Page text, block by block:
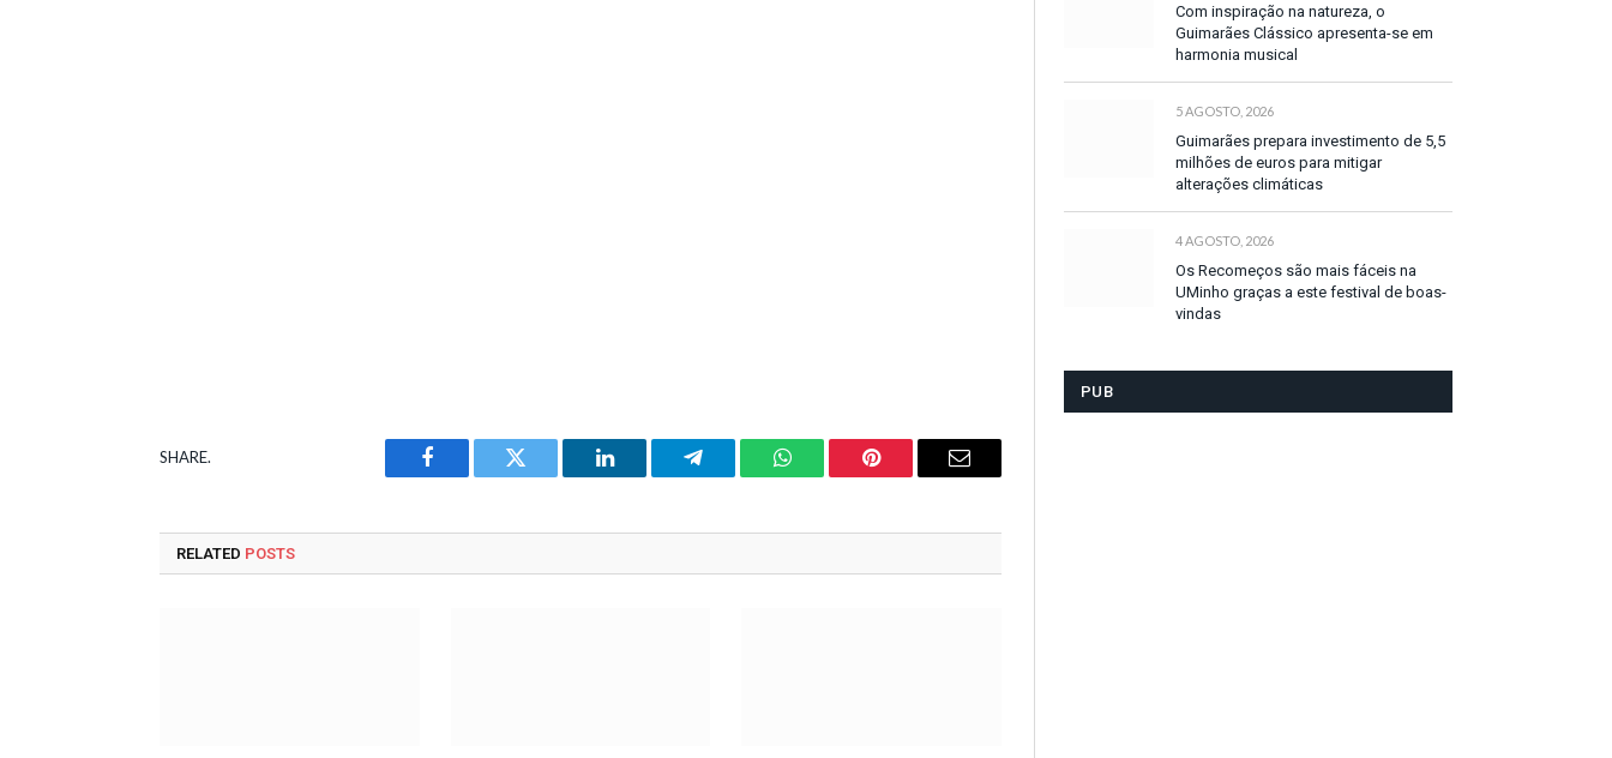
SHARE.
Facebook Twitter LinkedIn Telegram WhatsAppPinterest Email
RELATED POSTS
Com inspiração na natureza, o
Guimarães Clássico apresenta-se em
harmonia musical
5 AGOSTO, 2026
Guimarães prepara investimento de 5,5
milhões de euros para mitigar
alterações climáticas
4 AGOSTO, 2026
Os Recomeços são mais fáceis na
UMinho graças a este festival de boas-
vindas
PUB